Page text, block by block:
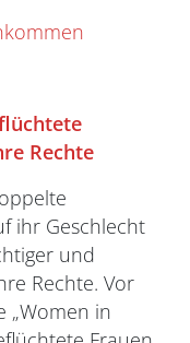
Rechte
ihr Geschlecht
und
Rechte. Vor
„Women in